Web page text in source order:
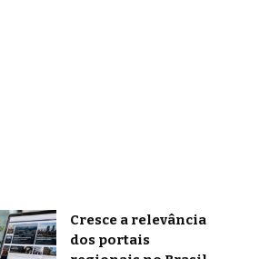
Cresce a relevância
dos portais